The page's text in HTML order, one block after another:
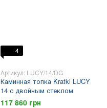
4
Артикул: LUCY/14/DG
Каминная топка Kratki LUCY
14 с двойным стеклом
117 860 грн